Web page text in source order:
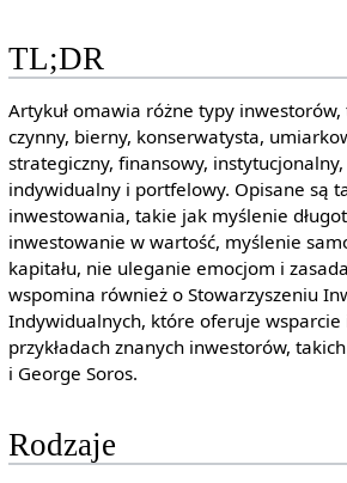
TL;DR
Artykuł omawia różne typy
czynny, bierny, konserwatysta,
strategiczny, finansowy, instytucjonalny,
indywidualny i portfelowy. Opisane są
inwestowania, takie jak myślenie
inwestowanie w wartość, myślenie
kapitału, nie uleganie emocjom i zasada
wspomina również o Stowarzyszeniu
Indywidualnych, które oferuje
przykładach znanych inwestorów,
i George Soros.
Rodzaje